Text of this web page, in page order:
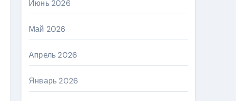
Июнь 2026
Май 2026
Апрель 2026
Январь 2026